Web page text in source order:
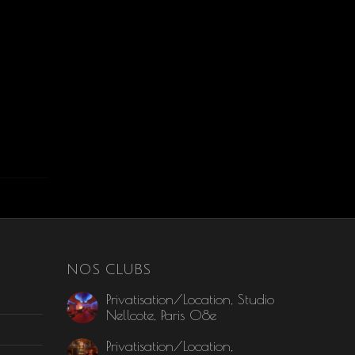
NOS CLUBS
Privatisation/Location, Studio
Nellcote, Paris 08e
Privatisation/Location,